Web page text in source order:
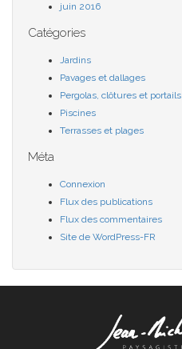
juin 2016
Catégories
Jardins
Pavages et dallages
Pergolas, clôtures et portails
Piscines
Terrasses et plages
Méta
Connexion
Flux des publications
Flux des commentaires
Site de WordPress-FR